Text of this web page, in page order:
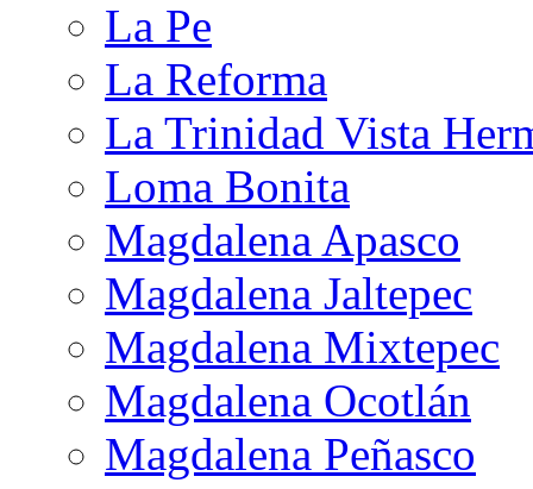
La Pe
La Reforma
La Trinidad Vista
Loma Bonita
Magdalena Apasco
Magdalena Jaltepec
Magdalena Mixtepec
Magdalena Ocotlán
Magdalena Peñasco